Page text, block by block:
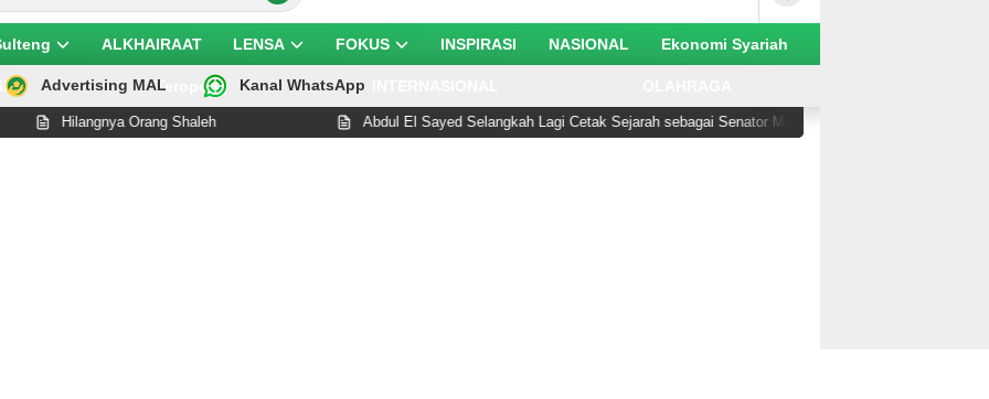
ALKHAIRAAT LENSA FOKUS INSPIRASI NASIONAL Ekonomi Syariah
Teropong
Advertising MAL Kanal WhatsApp
Hilangnya Orang Shaleh Abdul El Sayed Selangkah Lagi Cetak Sejarah sebagai Senator Muslim Pertama AS